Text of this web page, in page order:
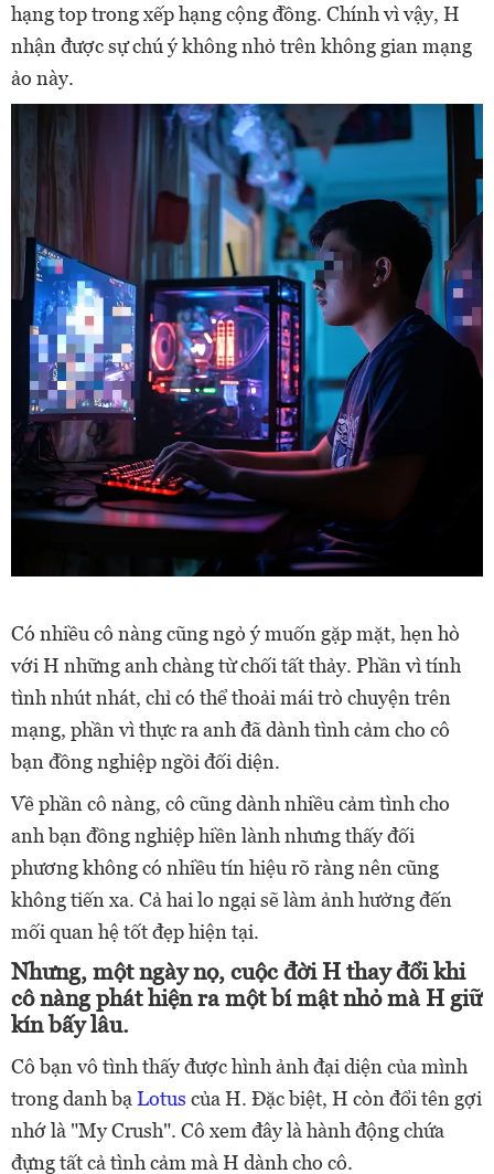
hạng top trong xếp hạng cộng đồng. Chính vì vậy, H
nhận được sự chú ý không nhỏ trên không gian mạng
ảo này.
Có nhiều cô nàng cũng ngỏ ý muốn gặp mặt, hẹn hò
với H những anh chàng từ chối tất thảy. Phần vì tính
tình nhút nhát, chỉ có thể thoải mái trò chuyện trên
mạng, phần vì thực ra anh đã dành tình cảm cho cô
bạn đồng nghiệp ngồi đối diện.
Về phần cô nàng, cô cũng dành nhiều cảm tình cho
anh bạn đồng nghiệp hiền lành nhưng thấy đối
phương không có nhiều tín hiệu rõ ràng nên cũng
không tiến xa. Cả hai lo ngại sẽ làm ảnh hưởng đến
mối quan hệ tốt đẹp hiện tại.
Nhưng, một ngày nọ, cuộc đời H thay đổi khi
cô nàng phát hiện ra một bí mật nhỏ mà H giữ
kín bấy lâu.
Cô bạn vô tình thấy được hình ảnh đại diện của mình
trong danh bạ Lotus của H. Đặc biệt, H còn đổi tên gợi
nhớ là "My Crush". Cô xem đây là hành động chứa
đựng tất cả tình cảm mà H dành cho cô.